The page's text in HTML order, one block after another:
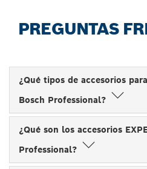
PREGUNTAS
¿Qué tipos de accesorios
Bosch Professional?
¿Qué son los accesorios
Professional?